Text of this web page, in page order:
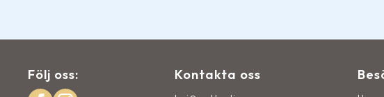
Följ oss: Kontakta oss